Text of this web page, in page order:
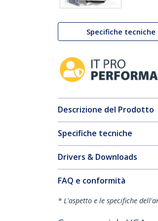
Specifiche tecniche
Descrizione del Prodotto
Specifiche tecniche
Drivers & Downloads
FAQ e conformità
* L'aspetto e le specifiche